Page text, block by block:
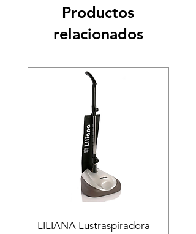
Productos
relacionados
LILIANA Lustraspiradora